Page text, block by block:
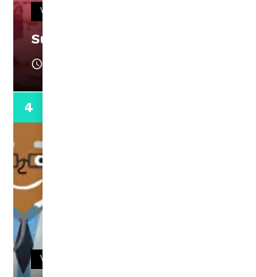
VIDEOS
Support Black Business Wee-kend
VIDEOS